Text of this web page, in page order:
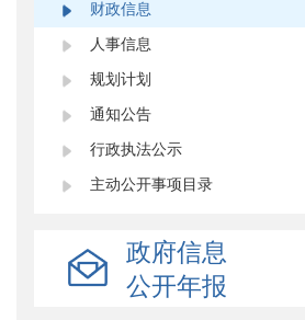
财政信息
人事信息
规划计划
通知公告
行政执法公示
主动公开事项目录
政府信息
公开年报